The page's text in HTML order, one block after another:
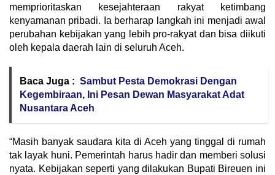
memprioritaskan kesejahteraan rakyat ketimbang
kenyamanan pribadi. Ia berharap langkah ini menjadi awal
perubahan kebijakan yang lebih pro-rakyat dan bisa diikuti
oleh kepala daerah lain di seluruh Aceh.
Baca Juga : Sambut Pesta Demokrasi Dengan
Kegembiraan, Ini Pesan Dewan Masyarakat Adat
Nusantara Aceh
“Masih banyak saudara kita di Aceh yang tinggal di rumah
tak layak huni. Pemerintah harus hadir dan memberi solusi
nyata. Kebijakan seperti yang dilakukan Bupati Bireuen ini